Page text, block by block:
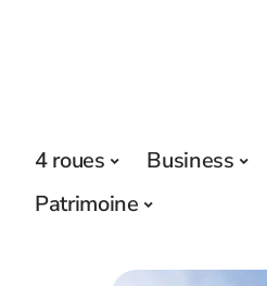
4 roues Business
Patrimoine